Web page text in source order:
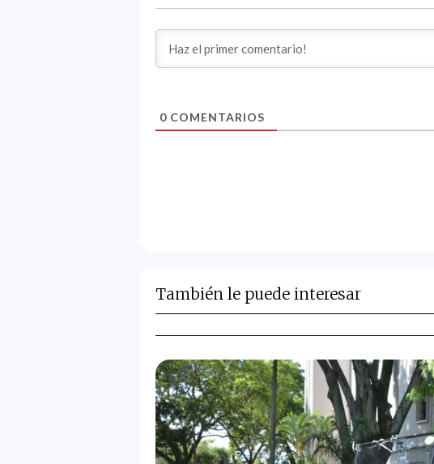
0 COMENTARIOS
También le puede interesar